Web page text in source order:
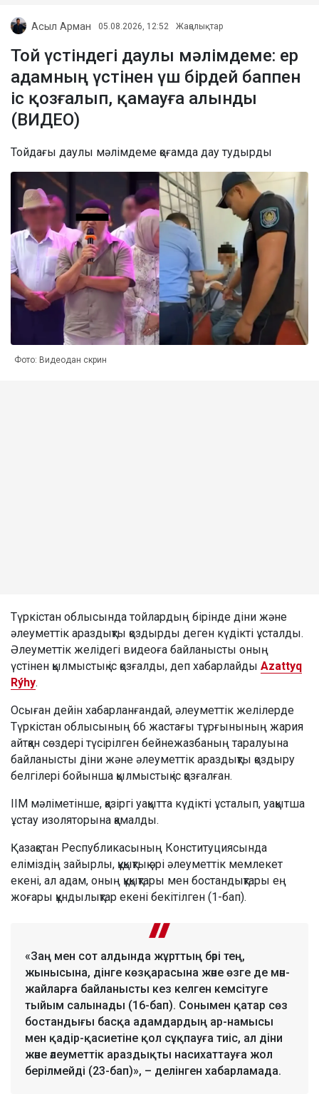
Асыл Арман 05.08.2026, 12:52 Жаңалықтар
Той үстіндегі даулы мәлімдеме: ер
адамның үстінен үш бірдей баппен
іс қозғалып, қамауға алынды
(ВИДЕО)
Тойдағы даулы мәлімдеме қоғамда дау тудырды
Фото: Видеодан скрин
Түркістан облысында тойлардың бірінде діни және
әлеуметтік араздықты қоздырды деген күдікті ұсталды.
Әлеуметтік желідегі видеоға байланысты оның
үстінен қылмыстық іс қозғалды, деп хабарлайды Azattyq
Rýhy.
Осыған дейін хабарланғандай, әлеуметтік желілерде
Түркістан облысының 66 жастағы тұрғынының жария
айтқан сөздері түсірілген бейнежазбаның таралуына
байланысты діни және әлеуметтік араздықты қоздыру
белгілері бойынша қылмыстық іс қозғалған.
ІІМ мәліметінше, қазіргі уақытта күдікті ұсталып, уақытша
ұстау изоляторына қамалды.
Қазақстан Республикасының Конституциясында
еліміздің зайырлы, құқықтық әрі әлеуметтік мемлекет
екені, ал адам, оның құқықтары мен бостандықтары ең
жоғары құндылықтар екені бекітілген (1-бап).
«Заң мен сот алдында жұрттың бәрі тең,
жынысына, дінге көзқарасына және өзге де мән-
жайларға байланысты кез келген кемсітуге
тыйым салынады (16-бап). Сонымен қатар сөз
бостандығы басқа адамдардың ар-намысы
мен қадір-қасиетіне қол сұқпауға тиіс, ал діни
және әлеуметтік араздықты насихаттауға жол
берілмейді (23-бап)», – делінген хабарламада.